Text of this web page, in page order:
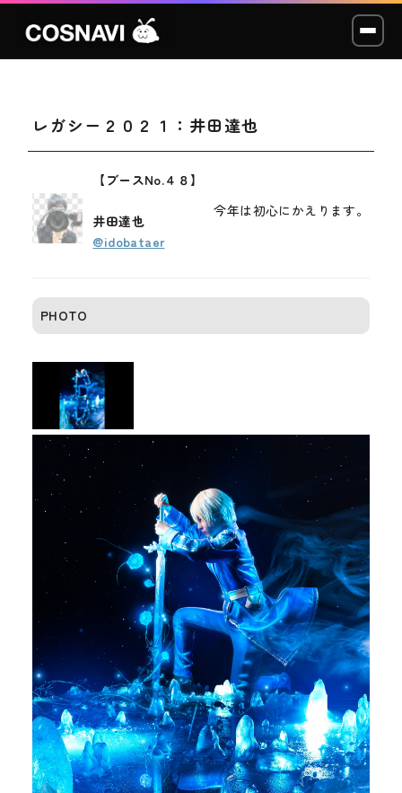
コスプレイベント
モデル撮影会
WCP
スタジオ
LABO
メディア
お知らせ
レガシー２０２１：井田達也
【ブースNo.４８】
井田達也
@idobataer
今年は初心にかえります。
PHOTO